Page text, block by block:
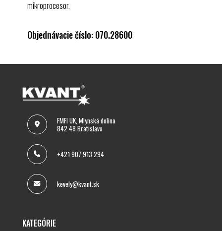
mikroprocesor.
Objednávacie číslo: 070.28600
FMFI UK, Mlynská dolina
842 48 Bratislava
+421 907 913 294
kevely@kvant.sk
KATEGÓRIE